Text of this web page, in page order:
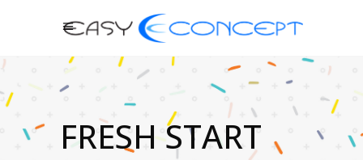
FRESH START